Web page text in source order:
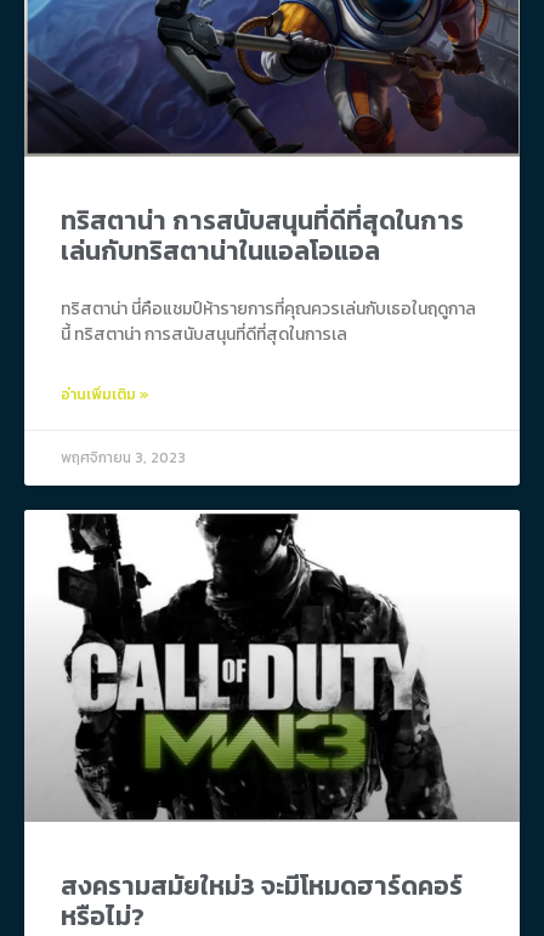
ทริสตาน่า การสนับสนุนที่ดีที่สุดในการ
เล่นกับทริสตาน่าในแอลโอแอล
ทริสตาน่า นี่คือแชมป์ห้ารายการที่คุณควรเล่นกับเธอในฤดูกาล
นี้ ทริสตาน่า การสนับสนุนที่ดีที่สุดในการเล
อ่านเพิ่มเติม »
พฤศจิกายน 3, 2023
สงครามสมัยใหม่3 จะมีโหมดฮาร์ดคอร์
หรือไม่?